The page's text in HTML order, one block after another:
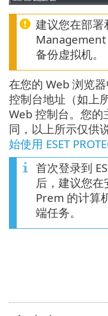
建议您在部署
Management
备份虚拟机。
在您的 Web 浏览器
控制台地址（如上
Web 控制台。您的
同，以上所示仅供
始使用 ESET
首次登录到
后，建议您在
Prem 的计算
端任务。